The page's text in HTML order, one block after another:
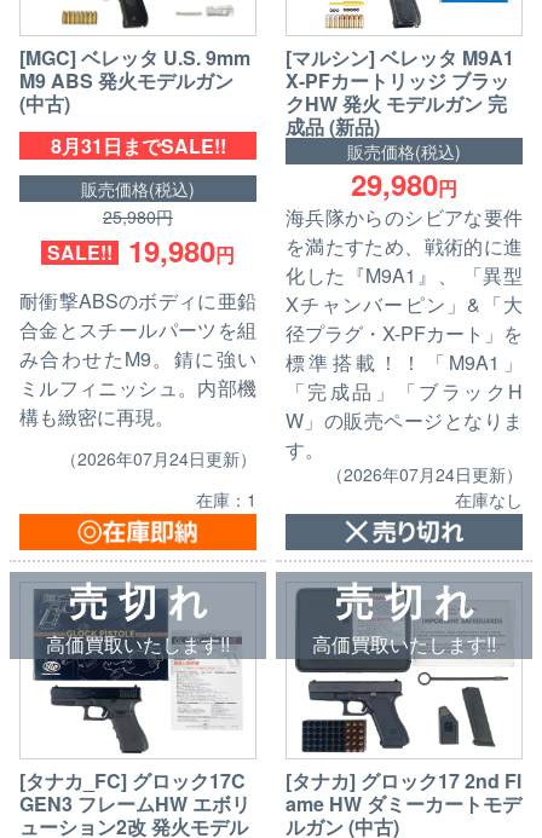
[MGC] ベレッタ U.S. 9mm
M9 ABS 発火モデルガン
(中古)
8月31日までSALE!!
販売価格(税込)
25,980円
SALE!! 19,980円
耐衝撃ABSのボディに亜鉛
合金とスチールパーツを組
み合わせたM9。錆に強い
ミルフィニッシュ。内部機
構も緻密に再現。
（2026年07月24日更新）
在庫：1
[マルシン] ベレッタ M9A1
X-PFカートリッジ ブラッ
クHW 発火 モデルガン 完
成品 (新品)
販売価格(税込)
29,980円
海兵隊からのシビアな要件
を満たすため、戦術的に進
化した『M9A1』、 「異型
Xチャンバーピン」&「大
径プラグ・X-PFカート」を
標準搭載！！「M9A1」
「完成品」「ブラックH
W」の販売ページとなりま
す。
（2026年07月24日更新）
在庫なし
売 切 れ
高価買取いたします!!
[タナカ_FC] グロック17C
GEN3 フレームHW エボリ
ューション2改 発火モデル
売 切 れ
高価買取いたします!!
[タナカ] グロック17 2nd Fl
ame HW ダミーカートモデ
ルガン (中古)